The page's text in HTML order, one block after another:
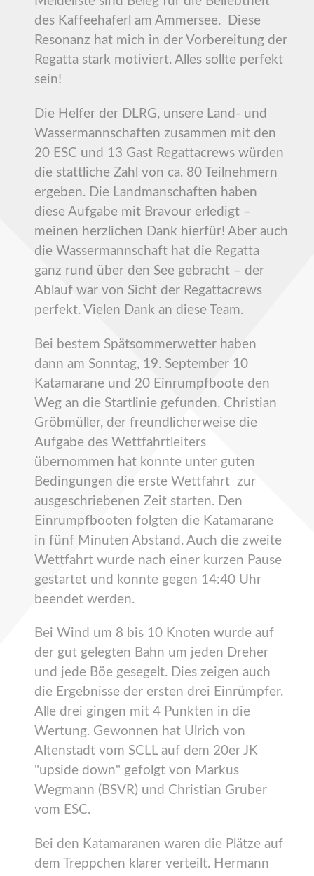
des Kaffeehaferl am Ammersee. Diese
Resonanz hat mich in der Vorbereitung der
Regatta stark motiviert. Alles sollte perfekt
sein!
Die Helfer der DLRG, unsere Land- und
Wassermannschaften zusammen mit den
20 ESC und 13 Gast Regattacrews würden
die stattliche Zahl von ca. 80 Teilnehmern
ergeben. Die Landmanschaften haben
diese Aufgabe mit Bravour erledigt –
meinen herzlichen Dank hierfür! Aber auch
die Wassermannschaft hat die Regatta
ganz rund über den See gebracht – der
Ablauf war von Sicht der Regattacrews
perfekt. Vielen Dank an diese Team.
Bei bestem Spätsommerwetter haben
dann am Sonntag, 19. September 10
Katamarane und 20 Einrumpfboote den
Weg an die Startlinie gefunden. Christian
Gröbmüller, der freundlicherweise die
Aufgabe des Wettfahrtleiters
übernommen hat konnte unter guten
Bedingungen die erste Wettfahrt zur
ausgeschriebenen Zeit starten. Den
Einrumpfbooten folgten die Katamarane
in fünf Minuten Abstand. Auch die zweite
Wettfahrt wurde nach einer kurzen Pause
gestartet und konnte gegen 14:40 Uhr
beendet werden.
Bei Wind um 8 bis 10 Knoten wurde auf
der gut gelegten Bahn um jeden Dreher
und jede Böe gesegelt. Dies zeigen auch
die Ergebnisse der ersten drei Einrümpfer.
Alle drei gingen mit 4 Punkten in die
Wertung. Gewonnen hat Ulrich von
Altenstadt vom SCLL auf dem 20er JK
"upside down" gefolgt von Markus
Wegmann (BSVR) und Christian Gruber
vom ESC.
Bei den Katamaranen waren die Plätze auf
dem Treppchen klarer verteilt. Hermann